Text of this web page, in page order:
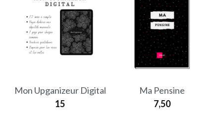
Mon Upganizeur Digital
15
Ma Pensine
7,50